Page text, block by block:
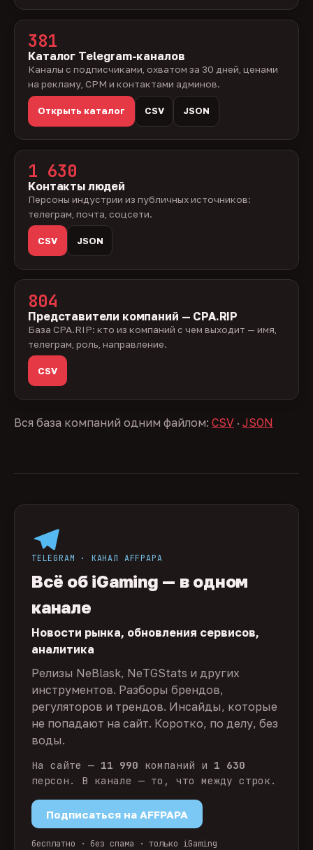
381
Каталог Telegram-каналов
Каналы с подписчиками, охватом за 30 дней, ценами
на рекламу, CPM и контактами админов.
Открыть каталог CSV JSON
1 630
Контакты людей
Персоны индустрии из публичных источников:
телеграм, почта, соцсети.
CSV JSON
804
Представители компаний — CPA.RIP
База CPA.RIP: кто из компаний с чем выходит — имя,
телеграм, роль, направление.
CSV
Вся база компаний одним файлом: CSV · JSON
TELEGRAM · КАНАЛ AFFPAPA
Всё об iGaming — в одном
канале
Новости рынка, обновления сервисов,
аналитика
Релизы NeBlask, NeTGStats и других
инструментов. Разборы брендов,
регуляторов и трендов. Инсайды, которые
не попадают на сайт. Коротко, по делу, без
воды.
На сайте — 11 990 компаний и 1 630
персон. В канале — то, что между строк.
Подписаться на AFFPAPA
бесплатно · без спама · только iGaming